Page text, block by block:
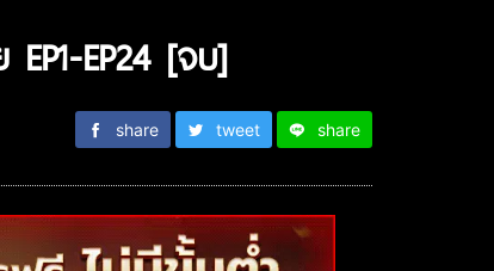
EP24 [จบ]
share tweet share